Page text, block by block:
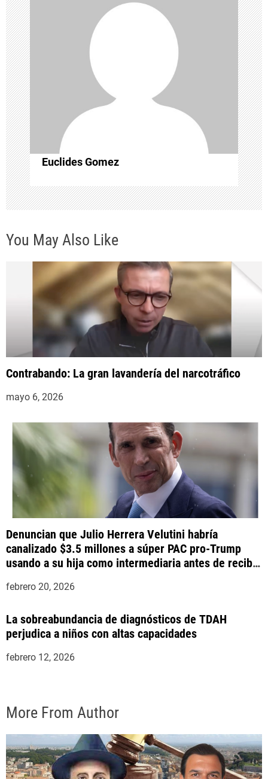
d
e
e
n
t
r
a
d
Euclides Gomez
You May Also Like
Contrabando: La gran lavandería del narcotráfico
mayo 6, 2026
Denuncian que Julio Herrera Velutini habría
canalizado $3.5 millones a súper PAC pro-Trump
usando a su hija como intermediaria antes de recibir
febrero 20, 2026
La sobreabundancia de diagnósticos de TDAH
perjudica a niños con altas capacidades
febrero 12, 2026
More From Author